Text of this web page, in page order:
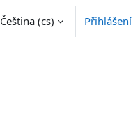
Čeština ‎(cs)‎ Přihlášení